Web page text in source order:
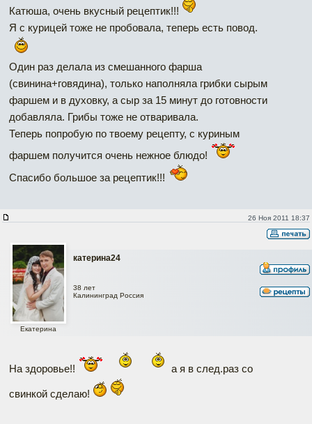
Катюша, очень вкусный рецептик!!!
Я с курицей тоже не пробовала, теперь есть повод.
Один раз делала из смешанного фарша
(свинина+говядина), только наполняла грибки сырым
фаршем и в духовку, а сыр за 15 минут до готовности
добавляла. Грибы тоже не отваривала.
Теперь попробую по твоему рецепту, с куриным
фаршем получится очень нежное блюдо!
Спасибо большое за рецептик!!!
26 Ноя 2011 18:37
катерина24
Екатерина
38 лет
Калининград Россия
На здоровье!! а я в след.раз со
свинкой сделаю!